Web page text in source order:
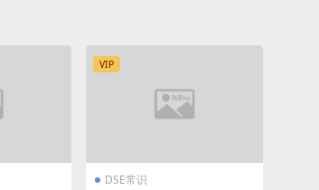
VIP
DSE常识